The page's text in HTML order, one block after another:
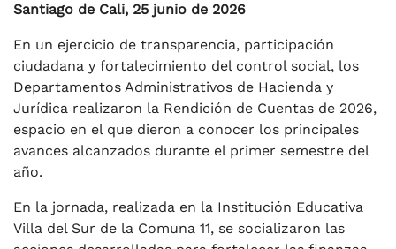
Santiago de Cali, 25 junio de 2026
En un ejercicio de transparencia, participación
ciudadana y fortalecimiento del control social, los
Departamentos Administrativos de Hacienda y
Jurídica realizaron la Rendición de Cuentas de 2026,
espacio en el que dieron a conocer los principales
avances alcanzados durante el primer semestre del
año.
En la jornada, realizada en la Institución Educativa
Villa del Sur de la Comuna 11, se socializaron las